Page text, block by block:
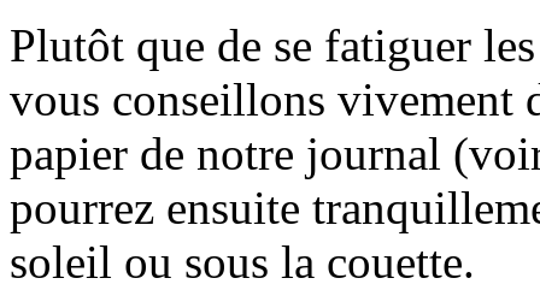
Plutôt que de se fatiguer
vous conseillons vivement
papier de notre journal
pourrez ensuite
soleil ou sous la couette.